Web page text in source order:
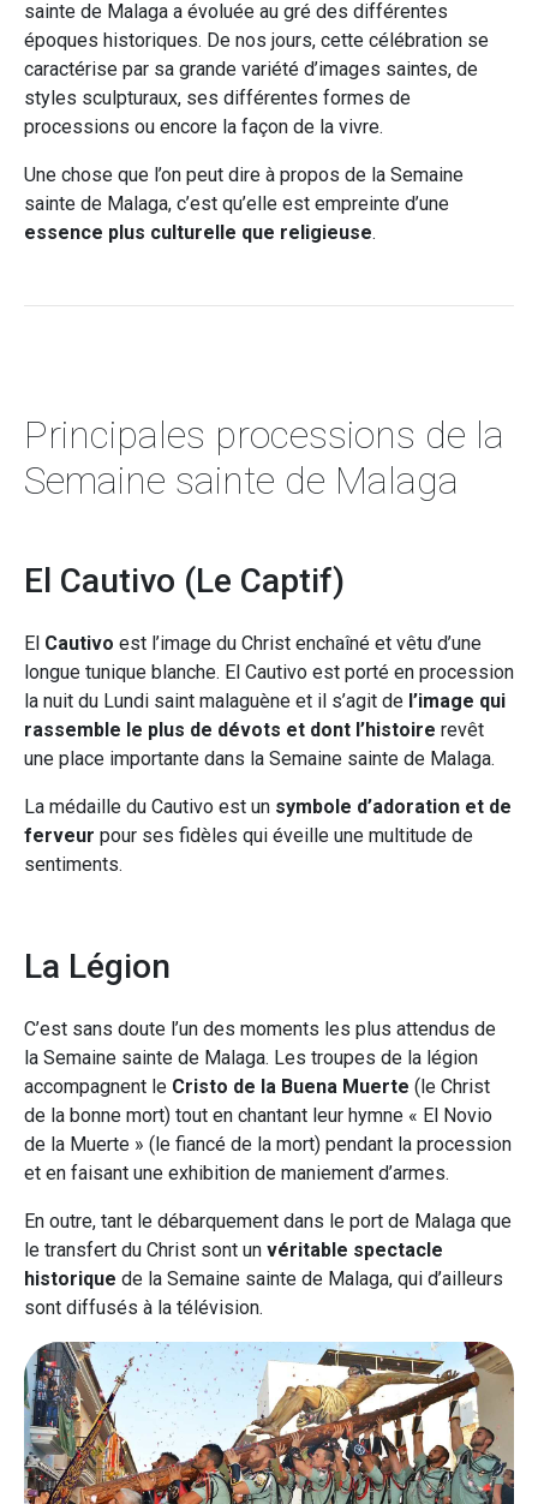
sainte de Malaga a évoluée au gré des différentes
époques historiques. De nos jours, cette célébration se
caractérise par sa grande variété d’images saintes, de
styles sculpturaux, ses différentes formes de
processions ou encore la façon de la vivre.
Une chose que l’on peut dire à propos de la Semaine
sainte de Malaga, c’est qu’elle est empreinte d’une
essence plus culturelle que religieuse.
Principales processions de la
Semaine sainte de Malaga
El Cautivo (Le Captif)
El Cautivo est l’image du Christ enchaîné et vêtu d’une
longue tunique blanche. El Cautivo est porté en procession
la nuit du Lundi saint malaguène et il s’agit de l’image qui
rassemble le plus de dévots et dont l’histoire revêt
une place importante dans la Semaine sainte de Malaga.
La médaille du Cautivo est un symbole d’adoration et de
ferveur pour ses fidèles qui éveille une multitude de
sentiments.
La Légion
C’est sans doute l’un des moments les plus attendus de
la Semaine sainte de Malaga. Les troupes de la légion
accompagnent le Cristo de la Buena Muerte (le Christ
de la bonne mort) tout en chantant leur hymne « El Novio
de la Muerte » (le fiancé de la mort) pendant la procession
et en faisant une exhibition de maniement d’armes.
En outre, tant le débarquement dans le port de Malaga que
le transfert du Christ sont un véritable spectacle
historique de la Semaine sainte de Malaga, qui d’ailleurs
sont diffusés à la télévision.